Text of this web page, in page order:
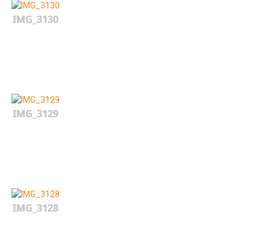
IMG_3130
IMG_3129
IMG_3128